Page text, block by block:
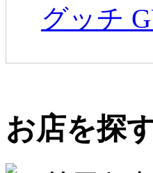
グッチ
お店を探